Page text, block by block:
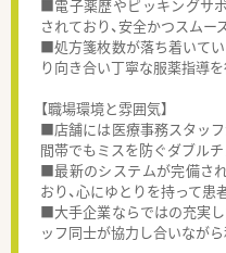
■電子薬歴やピッキングサ
されており、安全かつスムー
■処方箋枚数が落ち着いてい
り向き合い丁寧な服薬指導
【職場環境と雰囲気】
■店舗には医療事務スタッ
間帯でもミスを防ぐダブル
■最新のシステムが完備さ
おり、心にゆとりを持って患
■大手企業ならではの充実
ッフ同士が協力し合いなが